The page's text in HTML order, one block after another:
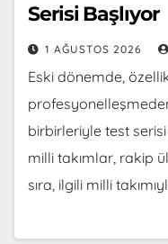
Serisi Başlıyor
1 AĞUSTOS 2026
Eski dönemde,
birbirleriyle test
milli takımlar, rakip
sıra, ilgili milli